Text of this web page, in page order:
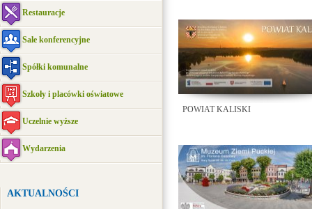
Restauracje
Sale konferencyjne
Spółki komunalne
Szkoły i placówki oświatowe
Uczelnie wyższe
Wydarzenia
AKTUALNOŚCI
POWIAT KALISKI